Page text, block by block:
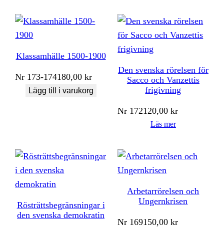
Klassamhälle 1500-1900
Nr 173-174180,00kr
Lägg till i varukorg
Den svenska rörelsen för
Sacco och Vanzettis
frigivning
Nr 172120,00kr
Läs mer
Rösträttsbegränsningar i
den svenska demokratin
Arbetarrörelsen och
Ungernkrisen
Nr 169150,00kr